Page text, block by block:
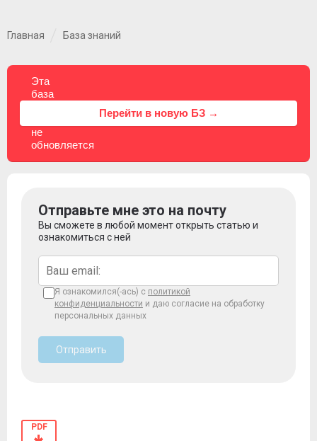
Главная База знаний
Эта
база
не
обновляется
Перейти в новую БЗ →
Отправьте мне это на почту
Вы сможете в любой момент открыть статью и
ознакомиться с ней
Я ознакомился(-ась) с политикой
конфиденциальности и даю согласие на обработку
персональных данных
Отправить
PDF